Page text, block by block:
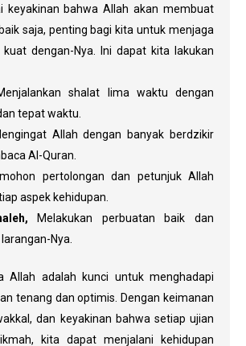
keyakinan bahwa Allah akan membuat
saja, penting bagi kita untuk menjaga
kuat dengan-Nya. Ini dapat kita lakukan
shalat lima waktu dengan
tepat waktu.
Allah dengan banyak berdzikir
Al-Quran.
pertolongan dan petunjuk Allah
aspek kehidupan.
Melakukan perbuatan baik dan
Nya.
Allah adalah kunci untuk menghadapi
tenang dan optimis. Dengan keimanan
dan keyakinan bahwa setiap ujian
kita dapat menjalani kehidupan